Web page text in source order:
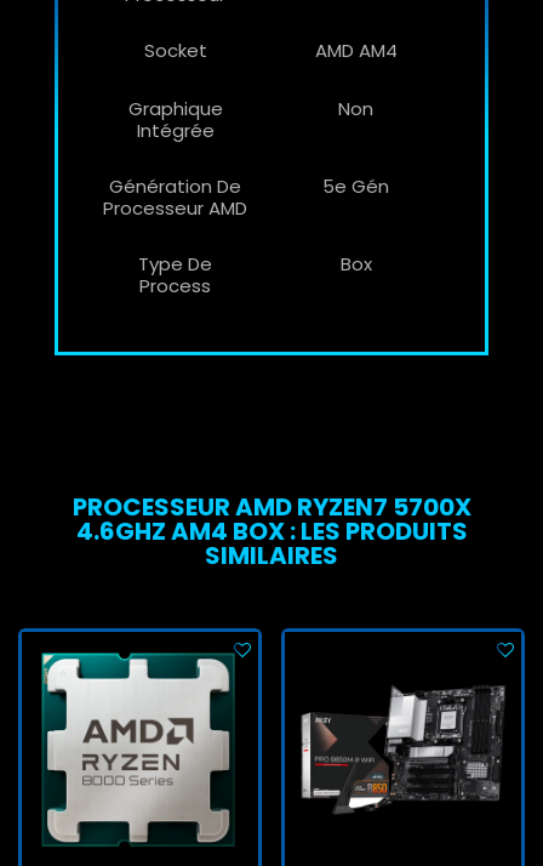
Socket AMD AM4
Graphique
Intégrée
Non
Génération De
Processeur AMD
5e Gén
Type De
Process
Box
PROCESSEUR AMD RYZEN7 5700X
4.6GHZ AM4 BOX : LES PRODUITS
SIMILAIRES